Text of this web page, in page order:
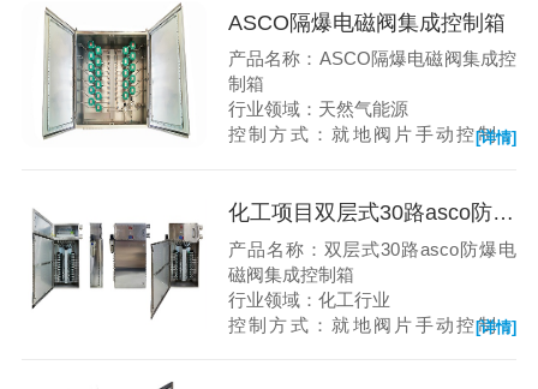
ASCO隔爆电磁阀集成控制箱
产品名称：ASCO隔爆电磁阀集成控
制箱
行业领域：天然气能源
控制方式：就地阀片手动控制，
[详情]
化工项目双层式30路asco防爆电磁阀集成控制箱
产品名称：双层式30路asco防爆电
磁阀集成控制箱
行业领域：化工行业
控制方式：就地阀片手动控制，
[详情]